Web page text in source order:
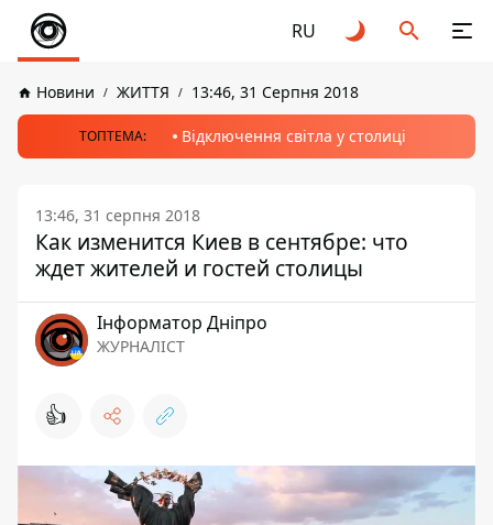
RU
Новини ЖИТТЯ 13:46, 31 Серпня 2018
ТОПТЕМА: Відключення світла у столиці
13:46, 31 серпня 2018
Как изменится Киев в сентябре: что
ждет жителей и гостей столицы
Інформатор Дніпро
ЖУРНАЛІСТ
👍